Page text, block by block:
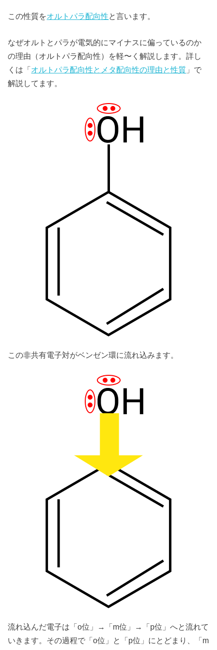
この性質をオルトパラ配向性と言います。
なぜオルトとパラが電気的にマイナスに偏っているのか
の理由（オルトパラ配向性）を軽〜く解説します。詳し
くは「オルトパラ配向性とメタ配向性の理由と性質 」で
解説してます。
この非共有電子対がベンゼン環に流れ込みます。
流れ込んだ電子は「o位」→「m位」→「p位」へと流れて
いきます。その過程で「o位」と「p位」にとどまり、「m